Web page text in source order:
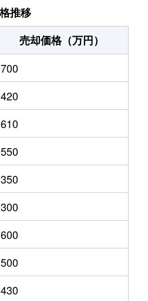
越前大野
越前大野 徒歩9分
越前大野
越前大野
越前大野
推移
売却価格（万円）
700
420
610
550
350
300
600
500
430